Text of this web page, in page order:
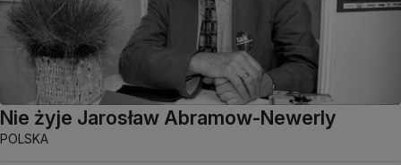
Nie żyje Jarosław Abramow-Newerly
POLSKA